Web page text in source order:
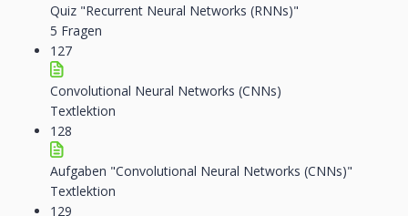
Quiz "Recurrent Neural Networks (RNNs)"
5 Fragen
127
Convolutional Neural Networks (CNNs)
Textlektion
128
Aufgaben "Convolutional Neural Networks (CNNs)"
Textlektion
129